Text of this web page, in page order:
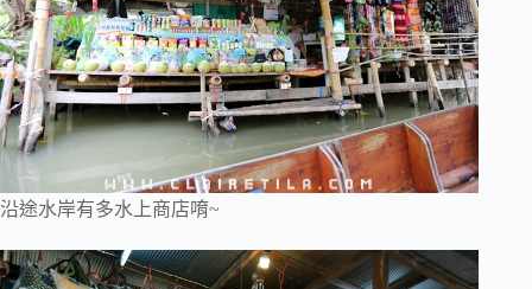
沿途水岸有多水上商店唷~